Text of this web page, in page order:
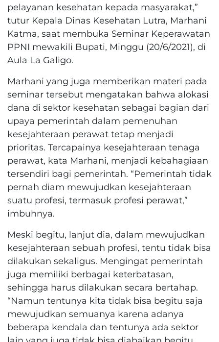
pelayanan kesehatan kepada masyarakat,”
tutur Kepala Dinas Kesehatan Lutra, Marhani
Katma, saat membuka Seminar Keperawatan
PPNI mewakili Bupati, Minggu (20/6/2021), di
Aula La Galigo.
Marhani yang juga memberikan materi pada
seminar tersebut mengatakan bahwa alokasi
dana di sektor kesehatan sebagai bagian dari
upaya pemerintah dalam pemenuhan
kesejahteraan perawat tetap menjadi
prioritas. Tercapainya kesejahteraan tenaga
perawat, kata Marhani, menjadi kebahagiaan
tersendiri bagi pemerintah. “Pemerintah tidak
pernah diam mewujudkan kesejahteraan
suatu profesi, termasuk profesi perawat,”
imbuhnya.
Meski begitu, lanjut dia, dalam mewujudkan
kesejahteraan sebuah profesi, tentu tidak bisa
dilakukan sekaligus. Mengingat pemerintah
juga memiliki berbagai keterbatasan,
sehingga harus dilakukan secara bertahap.
“Namun tentunya kita tidak bisa begitu saja
mewujudkan semuanya karena adanya
beberapa kendala dan tentunya ada sektor